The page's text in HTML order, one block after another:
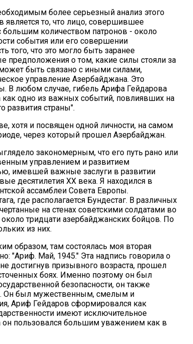
более серьезный анализ этого
то, что лицо, совершившее
большим количеством патронов - около
события или его совершении
того, что это могло быть заранее
предположения о том, какие силы стояли за
быть связано с иными силами,
управление Азербайджана. Это
В любом случае, гибель Арифа Гейдарова
как одно из важных событий, повлиявших на
развития страны".
хотя и посвящен одной личности, на самом
через который прошел Азербайджан.
закономерным, что его путь рано или
управлением и развитием
имевшей важные заслуги в развитии
десятилетия XX века. Я находился в
ассамблеи Совета Европы.
где располагается Бундестаг. В различных
на стенах советскими солдатами во
тридцати азербайджанских бойцов. По
из них.
образом, там состоялась моя вторая
"Ариф. Май, 1945." Эта надпись говорила о
достигнув призывного возраста, прошел
боях. Именно поэтому он был
безопасности, он также
Он был мужественным, смелым и
Ариф Гейдаров сформировался как
имеют исключительное
он пользовался большим уважением как в